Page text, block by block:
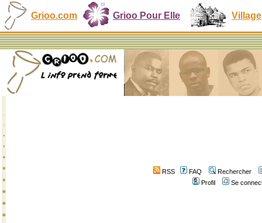
Grioo.com Grioo Pour Elle Village
RSS FAQ
Rechercher
Profil
Se